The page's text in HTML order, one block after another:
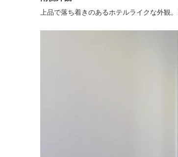
上品で落ち着きのあるホテルライクな外観